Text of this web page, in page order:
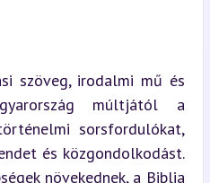
szöveg, irodalmi mű és
múltjától a
sorsfordulókat,
és közgondolkodást.
növekednek, a Biblia